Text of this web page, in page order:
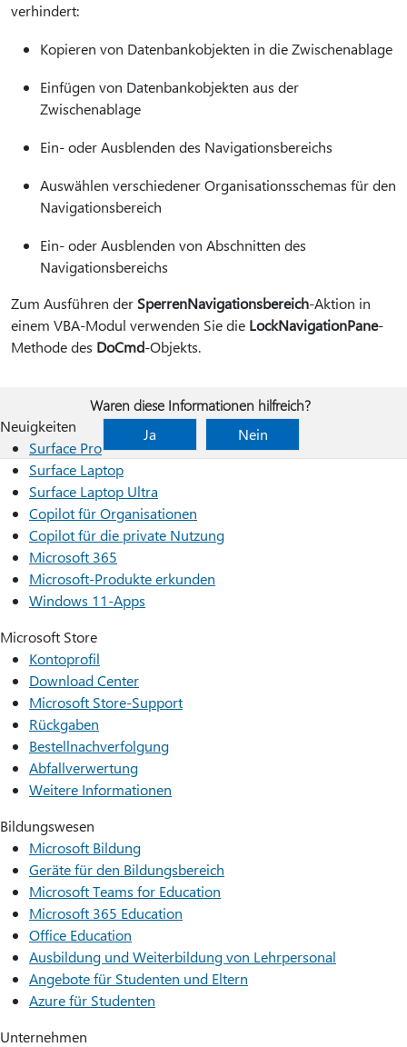
verhindert:
Kopieren von Datenbankobjekten in die Zwischenablage
Einfügen von Datenbankobjekten aus der
Zwischenablage
Ein- oder Ausblenden des Navigationsbereichs
Auswählen verschiedener Organisationsschemas für den
Navigationsbereich
Ein- oder Ausblenden von Abschnitten des
Navigationsbereichs
Zum Ausführen der SperrenNavigationsbereich-Aktion in
einem VBA-Modul verwenden Sie die LockNavigationPane-
Methode des DoCmd-Objekts.
Waren diese Informationen hilfreich?
Ja
Nein
Neuigkeiten
Surface Pro
Surface Laptop
Surface Laptop Ultra
Copilot für Organisationen
Copilot für die private Nutzung
Microsoft 365
Microsoft-Produkte erkunden
Windows 11-Apps
Microsoft Store
Kontoprofil
Download Center
Microsoft Store-Support
Rückgaben
Bestellnachverfolgung
Abfallverwertung
Weitere Informationen
Bildungswesen
Microsoft Bildung
Geräte für den Bildungsbereich
Microsoft Teams for Education
Microsoft 365 Education
Office Education
Ausbildung und Weiterbildung von Lehrpersonal
Angebote für Studenten und Eltern
Azure für Studenten
Unternehmen